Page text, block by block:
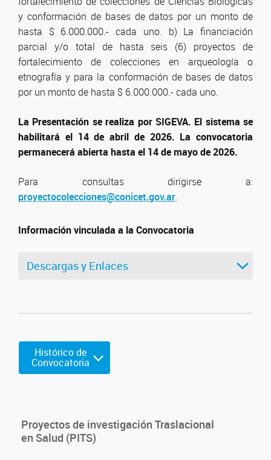
y conformación de bases de datos por un monto de
hasta $ 6.000.000.- cada uno. b) La financiación
parcial y/o total de hasta seis (6) proyectos de
fortalecimiento de colecciones en arqueología o
etnografía y para la conformación de bases de datos
por un monto de hasta $ 6.000.000.- cada uno.
La Presentación se realiza por SIGEVA. El sistema se
habilitará el 14 de abril de 2026. La convocatoria
permanecerá abierta hasta el 14 de mayo de 2026.
Para consultas dirigirse a:
proyectocolecciones@conicet.gov.ar.
Información vinculada a la Convocatoria
Descargas y Enlaces
Histórico de
Convocatoria
Proyectos de investigación Traslacional
en Salud (PITS)